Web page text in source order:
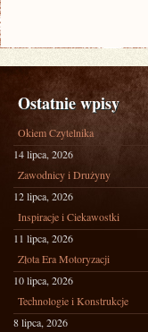
Ostatnie wpisy
Okiem Czytelnika
14 lipca, 2026
Zawodnicy i Drużyny
12 lipca, 2026
Inspiracje i Ciekawostki
11 lipca, 2026
Złota Era Motoryzacji
10 lipca, 2026
Technologie i Konstrukcje
8 lipca, 2026